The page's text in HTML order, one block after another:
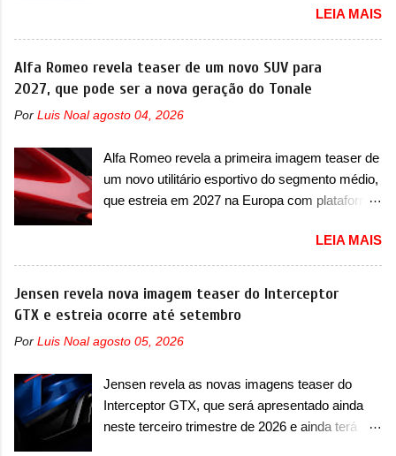
traços monolíticos retos e circulares. O
desenvolvimento do modelo ainda continua
acontecendo e a marca fala que, em relação ao
I-Pace (primeiro elétrico da Jaguar), o Type 01
ganhou uma série de aprimoramentos pelas
equipe campeã mundial de carros elétricos. A
marca comentou que o novo carro elétrico da
marca terá inversores ...
apresentou as primeiras imagens teaser de um
novo superesportivo que vai oferecer aos seus
consumidores. Trata-se do Dune, um cupê
superesportivo que terá uma proposta off-road
assim como outros esportivos recentemente
tiveram, como o Porsche 911 Dakar e o...
italiano tem grande parte no desenvolvimento
do Dune. Baseado no Huracán, o Dune nasce
com uma proposta similar ao que a marca
característico da Rezvani. Junto com as
imagens, a marca já confirmou que o Dune será
um carro muito exclusivo. Ao todo, serão
apenas sete unidades produzidas... para todo
equipado com um motor V10 Supercharger
capaz de desenvolver cerca de 800cv que
separou a performance exótica da aventura i...
LEIA MAIS
Alfa Romeo revela teaser de um novo SUV para
2027, que pode ser a nova geração do Tonale
Por Luis Noal agosto 04, 2026
Alfa Romeo revela a primeira imagem teaser de
um novo utilitário esportivo do segmento médio,
que estreia em 2027 na Europa com plataforma
imagem teaser de um novo utilitário esportivo
da marca italiana, previsto para ser lançado em
meados de 2027. O novo modelo não tem
nome ou se é uma nova geração de um modelo
apenas que o novo modelo em questão é um
foi confirmado durante a Mesa Redonda
Nacional da Indústria Automotiva, organizada
pelo Ministério dos Negócios e do Made in Italy
LEIA MAIS
Jensen revela nova imagem teaser do Interceptor
GTX e estreia ocorre até setembro
Por Luis Noal agosto 05, 2026
Jensen revela as novas imagens teaser do
Interceptor GTX, que será apresentado ainda
neste terceiro trimestre de 2026 e ainda terá